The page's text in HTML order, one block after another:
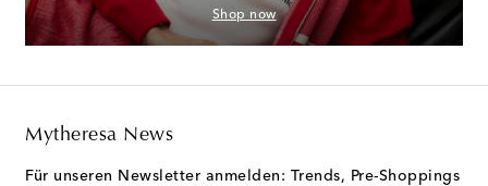
Shop now
Mytheresa News
Für unseren Newsletter anmelden: Trends, Pre-Shoppings